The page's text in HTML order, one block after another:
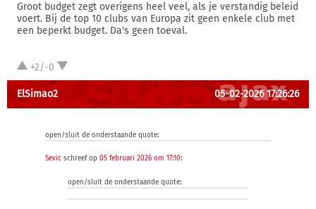
Groot budget zegt overigens heel veel, als je verstandig beleid
voert. Bij de top 10 clubs van Europa zit geen enkele club met
een beperkt budget. Da's geen toeval.
+2/-0
ElSimao2 05-02-2026 17:26:26
open/sluit de onderstaande quote:
Sevic schreef op 05 februari 2026 om 17:10:
open/sluit de onderstaande quote: